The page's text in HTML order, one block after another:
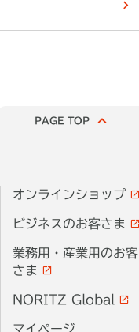
PAGE TOP
オンラインショップ
ビジネスのお客さま
業務用・産業用のお客
さま
NORITZ Global
マイページ